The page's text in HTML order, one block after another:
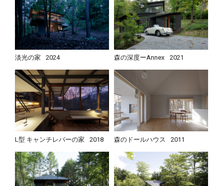
淡光の家 2024 森の深度ーAnnex 2021
L型 キャンチレバーの家 2018 森のドールハウス 2011